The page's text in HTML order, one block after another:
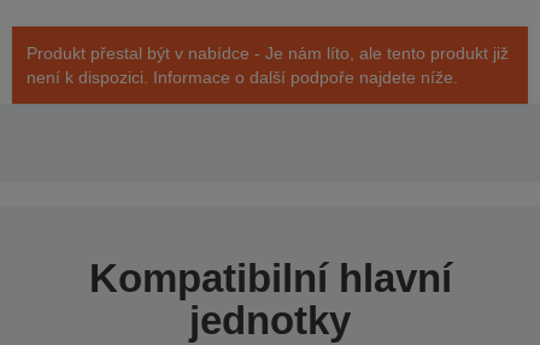
Produkt přestal být v nabídce - Je nám líto, ale tento produkt již
není k dispozici. Informace o další podpoře najdete níže.
Kompatibilní hlavní
jednotky